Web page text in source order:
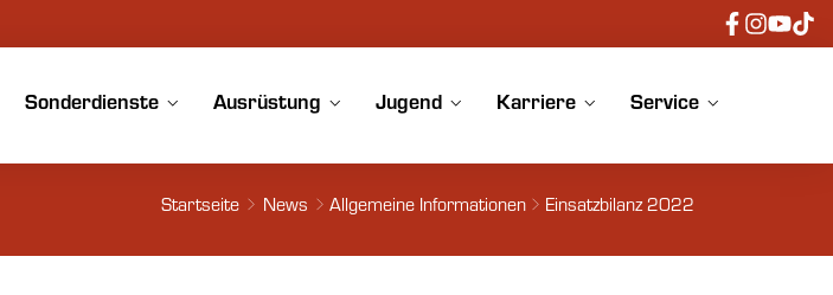
Sonderdienste Ausrüstung Jugend Karriere Service
Startseite News Allgemeine Informationen Einsatzbilanz 2022